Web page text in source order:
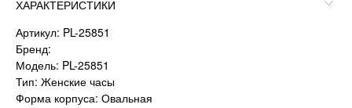
ХАРАКТЕРИСТИКИ
Артикул: PL-25851
Бренд:
Модель: PL-25851
Тип: Женские часы
Форма корпуса: Овальная